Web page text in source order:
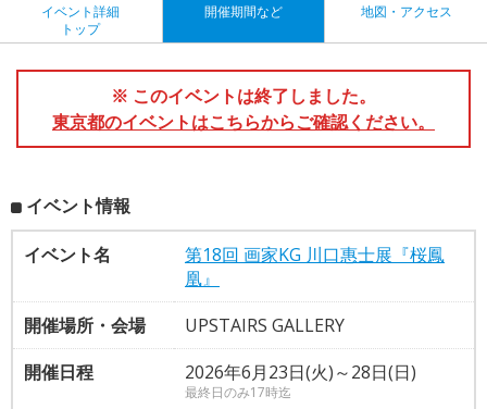
イベント詳細
トップ
開催期間など 地図・アクセス
※ このイベントは終了しました。
東京都のイベントはこちらからご確認ください。
イベント情報
イベント名
第18回 画家KG 川口惠士展『桜鳳
凰』
開催場所・会場
UPSTAIRS GALLERY
開催日程
2026年6月23日(火)～28日(日)
最終日のみ17時迄